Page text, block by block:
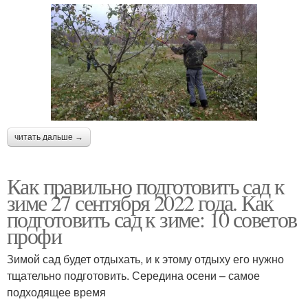
читать дальше →
Как правильно подготовить сад к
зиме 27 сентября 2022 года. Как
подготовить сад к зиме: 10 советов
профи
Зимой сад будет отдыхать, и к этому отдыху его нужно
тщательно подготовить. Середина осени – самое
подходящее время